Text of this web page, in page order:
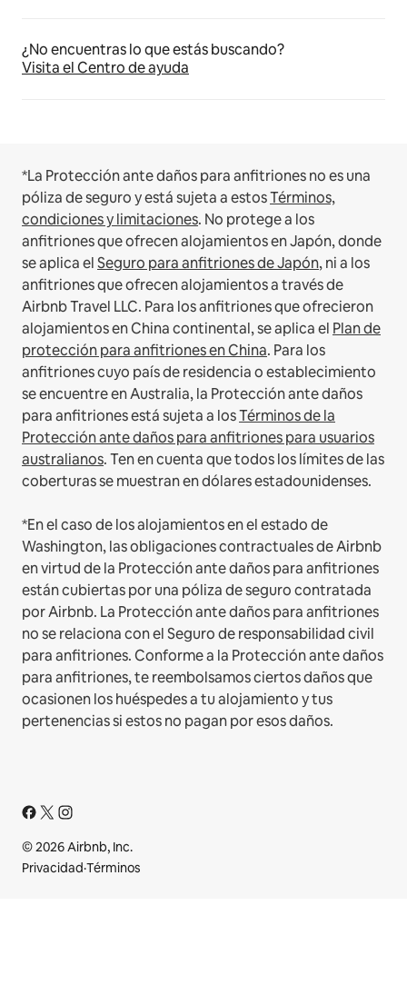
¿No encuentras lo que estás buscando?
Visita el Centro de ayuda
*La Protección ante daños para anfitriones no es una
póliza de seguro y está sujeta a estosTérminos,
condiciones y limitaciones. No protege a los
anfitriones que ofrecen alojamientos en Japón, donde
se aplica elSeguro para anfitriones de Japón, ni a los
anfitriones que ofrecen alojamientos a través de
Airbnb Travel LLC. Para los anfitriones que ofrecieron
alojamientos en China continental, se aplica el Plan de
protección para anfitriones en China. Para los
anfitriones cuyo país de residencia o establecimiento
se encuentre en Australia, la Protección ante daños
para anfitriones está sujeta a losTérminos de la
Protección ante daños para anfitriones para usuarios
australianos. Ten en cuenta que todos los límites de las
coberturas se muestran en dólares estadounidenses.
*En el caso de los alojamientos en el estado de
Washington, las obligaciones contractuales de Airbnb
en virtud de la Protección ante daños para anfitriones
están cubiertas por una póliza de seguro contratada
por Airbnb. La Protección ante daños para anfitriones
no se relaciona con el Seguro de responsabilidad civil
para anfitriones. Conforme a la Protección ante daños
para anfitriones, te reembolsamos ciertos daños que
ocasionen los huéspedes a tu alojamiento y tus
pertenencias si estos no pagan por esos daños.
© 2026 Airbnb, Inc.
Privacidad·Términos